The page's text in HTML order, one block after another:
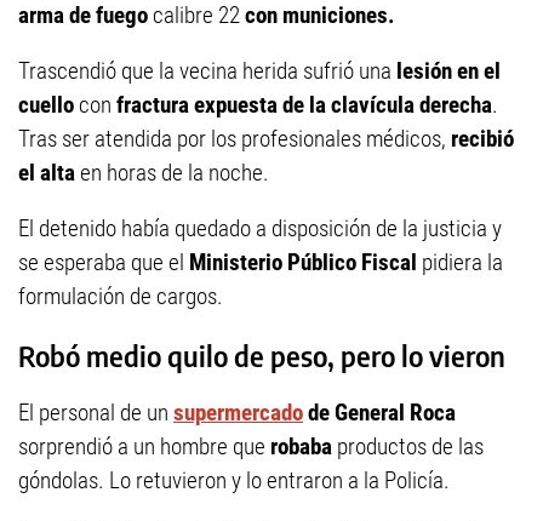
arma de fuego calibre 22con municiones.
Trascendió que la vecina herida sufrió una lesión en el
cuello con fractura expuesta de la clavícula derecha.
Tras ser atendida por los profesionales médicos, recibió
el altaen horas de la noche.
El detenido había quedado a disposición de la justicia y
se esperaba que el Ministerio Público Fiscal pidiera la
formulación de cargos.
Robó medio quilo de peso, pero lo vieron
El personal de un supermercadode General Roca
sorprendió a un hombre que robaba productos de las
góndolas. Lo retuvieron y lo entraron a la Policía.